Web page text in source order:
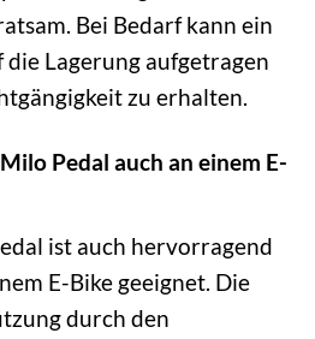
Bei Bedarf kann ein
Lagerung aufgetragen
zu erhalten.
Pedal auch an einem E-
ist auch hervorragend
E-Bike geeignet. Die
durch den